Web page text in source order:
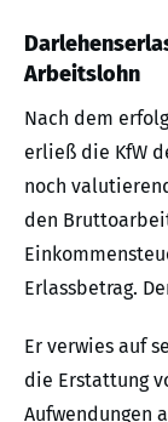
Arbeitslohn
Nach dem
erließ die KfW
noch
den
Erlassbetrag.
Er verwies auf
die Erstattung
Aufwendungen